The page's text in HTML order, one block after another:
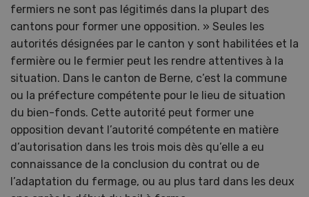
fermiers ne sont pas légitimés dans la plupart des
cantons pour former une opposition. » Seules les
autorités désignées par le canton y sont habilitées et la
fermière ou le fermier peut les rendre attentives à la
situation. Dans le canton de Berne, c’est la commune
ou la préfecture compétente pour le lieu de situation
du bien-fonds. Cette autorité peut former une
opposition devant l’autorité compétente en matière
d’autorisation dans les trois mois dès qu’elle a eu
connaissance de la conclusion du contrat ou de
l’adaptation du fermage, ou au plus tard dans les deux